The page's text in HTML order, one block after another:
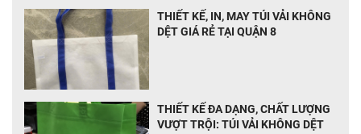
THIẾT KẾ, IN, MAY TÚI VẢI KHÔNG
DỆT GIÁ RẺ TẠI QUẬN 8
THIẾT KẾ ĐA DẠNG, CHẤT LƯỢNG
VƯỢT TRỘI: TÚI VẢI KHÔNG DỆT